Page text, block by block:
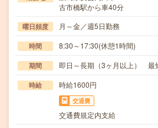
古市橋駅から車40分
曜日頻度 月～金／週5日勤務
時間 8:30～17:30(休憩1時間)
期間 即日～長期（3ヶ月以上） 最
時給 時給1600円
交通費
交通費規定内支給